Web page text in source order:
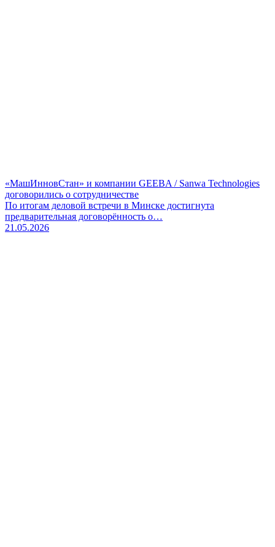
«МашИнновСтан» и компании GEEBA / Sanwa Technologies
договорились о сотрудничестве
По итогам деловой встречи в Минске достигнута
предварительная договорённость о…
21.05.2026